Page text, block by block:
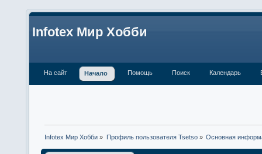
Infotex Мир Хобби
На сайт Начало Помощь Поиск Календарь
Infotex Мир Хобби » Профиль пользователя Tsetso» Основная